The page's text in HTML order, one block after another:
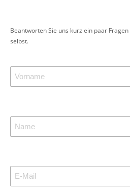
Beantworten Sie uns kurz ein paar
selbst.